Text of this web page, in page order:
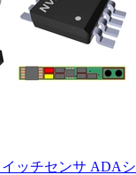
ッチセンサ ADA